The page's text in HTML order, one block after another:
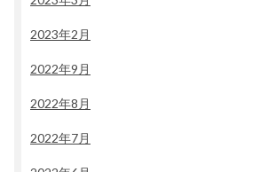
2023年2月
2022年9月
2022年8月
2022年7月